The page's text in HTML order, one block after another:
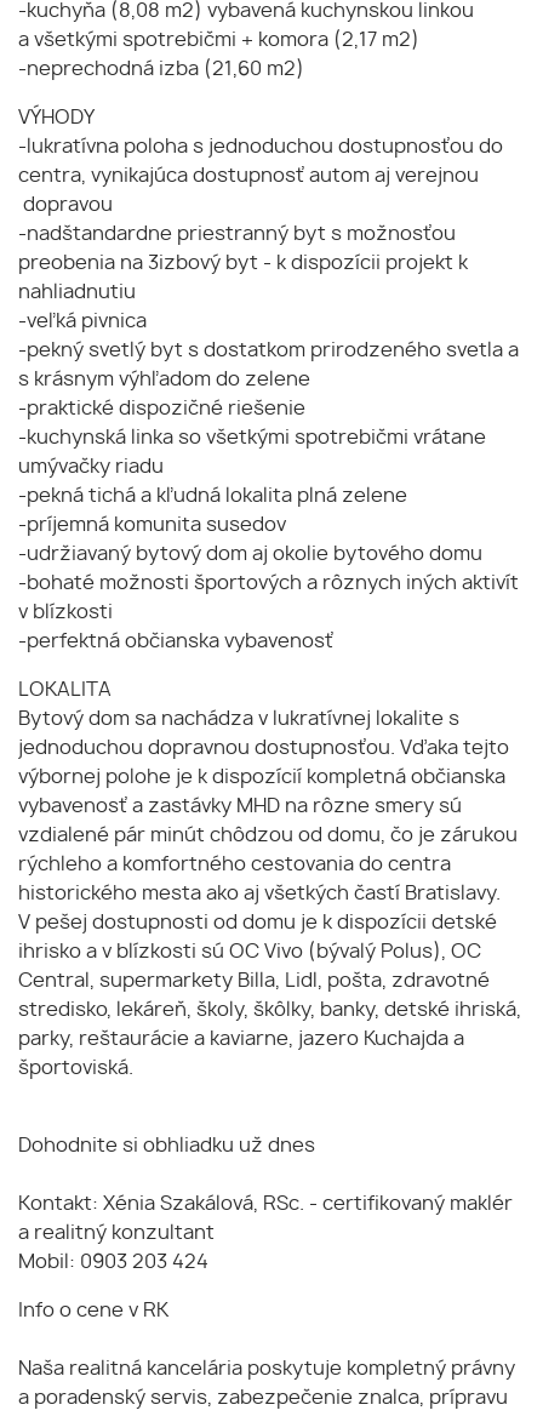
-kuchyňa (8,08 m2) vybavená kuchynskou linkou
a všetkými spotrebičmi + komora (2,17 m2)
-neprechodná izba (21,60 m2)
VÝHODY
-lukratívna poloha s jednoduchou dostupnosťou do
centra, vynikajúca dostupnosť autom aj verejnou
dopravou
-nadštandardne priestranný byt s možnosťou
preobenia na 3izbový byt - k dispozícii projekt k
nahliadnutiu
-veľká pivnica
-pekný svetlý byt s dostatkom prirodzeného svetla a
s krásnym výhľadom do zelene
-praktické dispozičné riešenie
-kuchynská linka so všetkými spotrebičmi vrátane
umývačky riadu
-pekná tichá a kľudná lokalita plná zelene
-príjemná komunita susedov
-udržiavaný bytový dom aj okolie bytového domu
-bohaté možnosti športových a rôznych iných aktivít
v blízkosti
-perfektná občianska vybavenosť
LOKALITA
Bytový dom sa nachádza v lukratívnej lokalite s
jednoduchou dopravnou dostupnosťou. Vďaka tejto
výbornej polohe je k dispozícií kompletná občianska
vybavenosť a zastávky MHD na rôzne smery sú
vzdialené pár minút chôdzou od domu, čo je zárukou
rýchleho a komfortného cestovania do centra
historického mesta ako aj všetkých častí Bratislavy.
V pešej dostupnosti od domu je k dispozícii detské
ihrisko a v blízkosti sú OC Vivo (bývalý Polus), OC
Central, supermarkety Billa, Lidl, pošta, zdravotné
stredisko, lekáreň, školy, škôlky, banky, detské ihriská,
parky, reštaurácie a kaviarne, jazero Kuchajda a
športoviská.
Dohodnite si obhliadku už dnes
Kontakt: Xénia Szakálová, RSc. - certifikovaný maklér
a realitný konzultant
Mobil: 0903 203 424
Info o cene v RK
Naša realitná kancelária poskytuje kompletný právny
a poradenský servis, zabezpečenie znalca, prípravu